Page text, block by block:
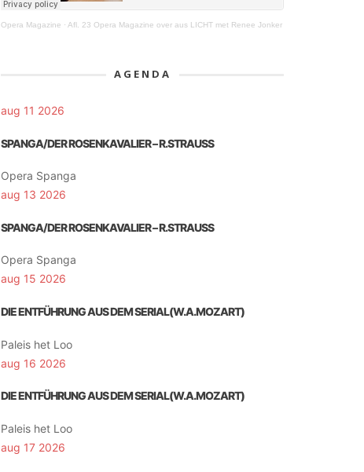
Opera Magazine · Afl. 23 Opera Magazine over aus LICHT met Renee Jonker
AGENDA
aug 11 2026
SPANGA/DER ROSENKAVALIER – R.STRAUSS
Opera Spanga
aug 13 2026
SPANGA/DER ROSENKAVALIER – R.STRAUSS
Opera Spanga
aug 15 2026
DIE ENTFÜHRUNG AUS DEM SERIAL(W.A.MOZART)
Paleis het Loo
aug 16 2026
DIE ENTFÜHRUNG AUS DEM SERIAL(W.A.MOZART)
Paleis het Loo
aug 17 2026